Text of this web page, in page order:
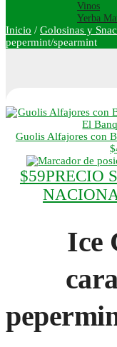
Vinos
Yerba
Inicio / Golosinas y
pepermint/spearmint
Guolis Alfajores con
$
$59PRECIO
Ice